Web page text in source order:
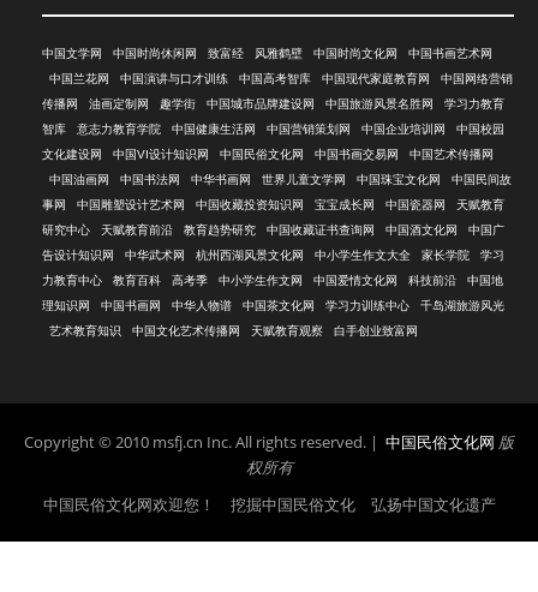
中国文学网 中国时尚休闲网 致富经 风雅鹤壁 中国时尚文化网
中国书画艺术网
中国兰花网
中国演讲与口才训练 中国高考智库 中国现代家庭教育网
中国网络营销
传播网
油画定制网 趣学街 中国城市品牌建设网 中国旅游风景名胜网
学习力教育
智库
意志力教育学院 中国健康生活网 中国营销策划网 中国企业培训网
中国校园
文化建设网
中国VI设计知识网 中国民俗文化网 中国书画交易网
中国艺术传播网
中国油画网
中国书法网 中华书画网 世界儿童文学网 中国珠宝文化网
中国民间故
事网
中国雕塑设计艺术网 中国收藏投资知识网 宝宝成长网 中国瓷器网
天赋教育
研究中心
天赋教育前沿 教育趋势研究 中国收藏证书查询网 中国酒文化网
中国广
告设计知识网
中华武术网 杭州西湖风景文化网 中小学生作文大全 家长学院
学习
力教育中心
教育百科 高考季 中小学生作文网 中国爱情文化网 科技前沿
中国地
理知识网
中国书画网 中华人物谱 中国茶文化网 学习力训练中心
千岛湖旅游风光
艺术教育知识
中国文化艺术传播网 天赋教育观察 白手创业致富网
Copyright © 2010 msfj.cn Inc. All rights reserved. | 中国民俗文化网 版
权所有
中国民俗文化网欢迎您！ 挖掘中国民俗文化 弘扬中国文化遗产